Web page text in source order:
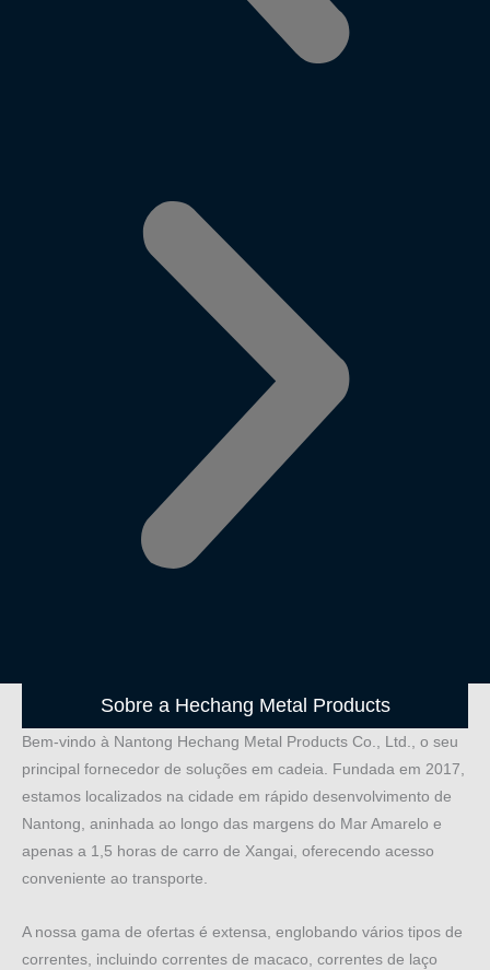
Sobre a Hechang Metal Products
Bem-vindo à Nantong Hechang Metal Products Co., Ltd., o seu
principal fornecedor de soluções em cadeia. Fundada em 2017,
estamos localizados na cidade em rápido desenvolvimento de
Nantong, aninhada ao longo das margens do Mar Amarelo e
apenas a 1,5 horas de carro de Xangai, oferecendo acesso
conveniente ao transporte.
A nossa gama de ofertas é extensa, englobando vários tipos de
correntes, incluindo correntes de macaco, correntes de laço